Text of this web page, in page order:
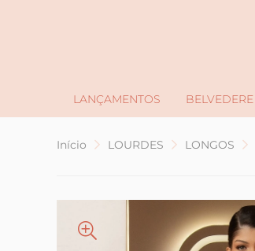
LANÇAMENTOS BELVEDERE
Início LOURDES LONGOS